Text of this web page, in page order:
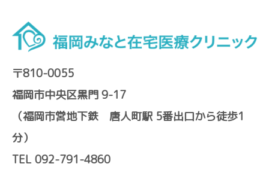
〒810-0055
福岡市中央区黒門 9-17
（福岡市営地下鉄 唐人町駅 5番出口から徒歩1
分）
TEL 092-791-4860